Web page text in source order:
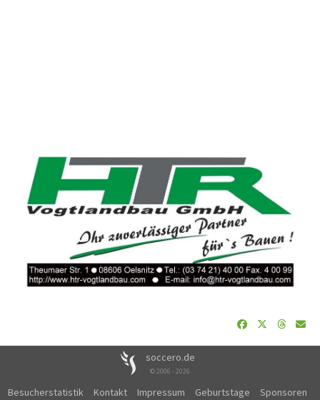
soccero.de
© 2006 - 2026
Besucherstatistik Kontakt Impressum Geburtstage Sponsoren